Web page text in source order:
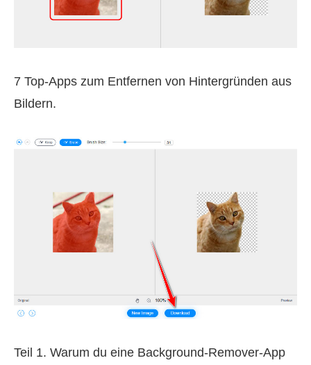
7 Top-Apps zum Entfernen von Hintergründen aus
Bildern.
Teil 1. Warum du eine Background-Remover-App